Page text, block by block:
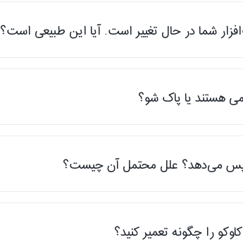
شما در حال تغییر است. آیا این طبیعی است؟
هستند یا پاک شو؟
می‌دهد؟ علل محتمل آن چیست؟
را چگونه تعمیر کنید؟